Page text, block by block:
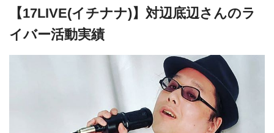
【17LIVE(イチナナ)】対辺底辺さんのラ
イバー活動実績